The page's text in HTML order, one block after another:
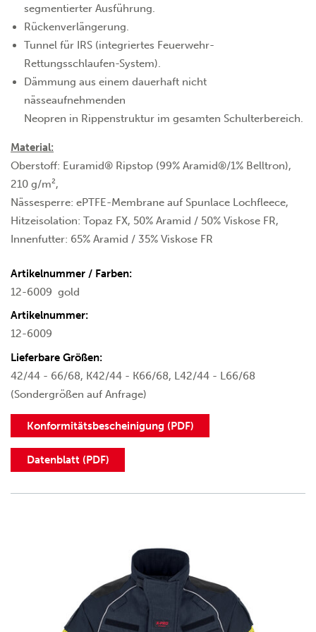
segmentierter Ausführung.
Rückenverlängerung.
Tunnel für IRS (integriertes Feuerwehr-
Rettungsschlaufen-System).
Dämmung aus einem dauerhaft nicht
nässeaufnehmenden
Neopren in Rippenstruktur im gesamten Schulterbereich.
Material:
Oberstoff: Euramid® Ripstop (99% Aramid®/1% Belltron),
210 g/m²,
Nässesperre: ePTFE-Membrane auf Spunlace Lochfleece,
Hitzeisolation: Topaz FX, 50% Aramid / 50% Viskose FR,
Innenfutter: 65% Aramid / 35% Viskose FR
Artikelnummer / Farben:
12-6009 gold
Artikelnummer:
12-6009
Lieferbare Größen:
42/44 - 66/68, K42/44 - K66/68, L42/44 - L66/68
(Sondergrößen auf Anfrage)
Konformitätsbescheinigung (PDF)
Datenblatt (PDF)